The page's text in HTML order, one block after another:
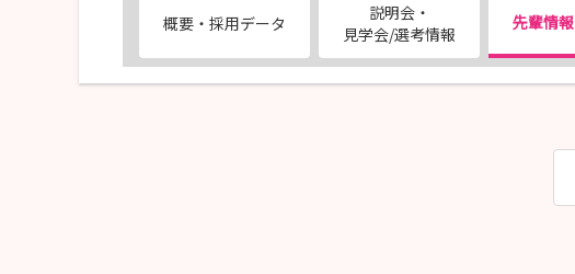
概要・採用データ
説明会・
見学会/選考情報
先輩情報